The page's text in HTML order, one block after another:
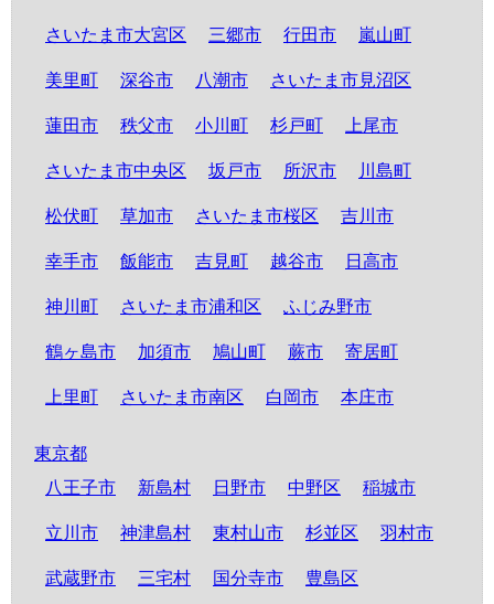
さいたま市大宮区 三郷市 行田市 嵐山町
美里町 深谷市 八潮市 さいたま市見沼区
蓮田市 秩父市 小川町 杉戸町 上尾市
さいたま市中央区 坂戸市 所沢市 川島町
松伏町 草加市 さいたま市桜区 吉川市
幸手市 飯能市 吉見町 越谷市 日高市
神川町 さいたま市浦和区 ふじみ野市
鶴ヶ島市 加須市 鳩山町 蕨市 寄居町
上里町 さいたま市南区 白岡市 本庄市
東京都
八王子市
新島村 日野市 中野区 稲城市
立川市 神津島村 東村山市 杉並区 羽村市
武蔵野市 三宅村 国分寺市 豊島区